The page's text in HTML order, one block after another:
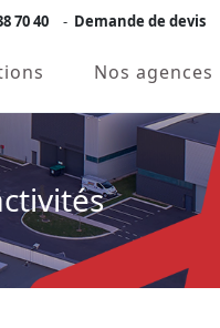
70 40 - Demande de devis
Nos agences